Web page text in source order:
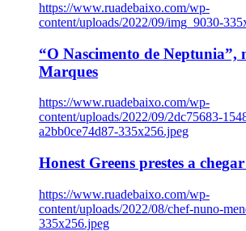
https://www.ruadebaixo.com/wp-
content/uploads/2022/09/img_9030-
“O Nascimento de Neptunia”,
Marques
https://www.ruadebaixo.com/wp-
content/uploads/2022/09/2dc75683-
a2bb0ce74d87-335x256.jpeg
Honest Greens prestes a
https://www.ruadebaixo.com/wp-
content/uploads/2022/08/chef-nuno-
335x256.jpeg